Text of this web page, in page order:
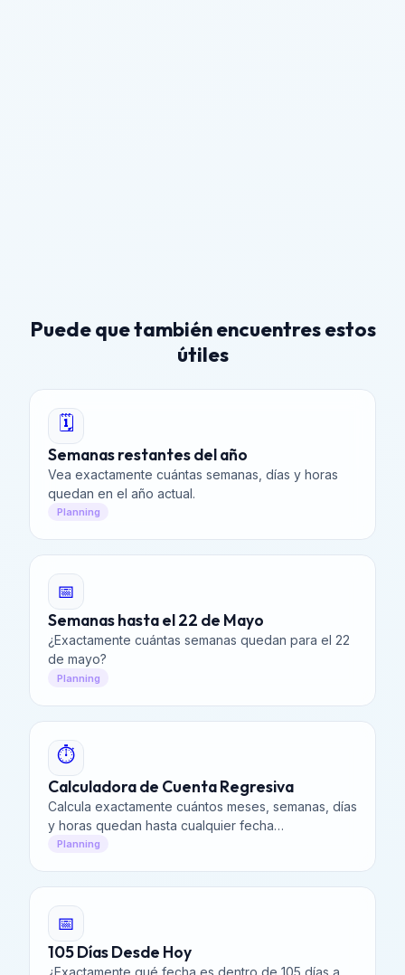
Puede que también encuentres estos
útiles
🗓️
Semanas restantes del año
Vea exactamente cuántas semanas, días y horas
quedan en el año actual.
Planning
📅
Semanas hasta el 22 de Mayo
¿Exactamente cuántas semanas quedan para el 22
de mayo?
Planning
⏱️
Calculadora de Cuenta Regresiva
Calcula exactamente cuántos meses, semanas, días
y horas quedan hasta cualquier fecha
personalizada.
Planning
📅
105 Días Desde Hoy